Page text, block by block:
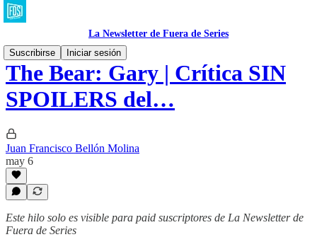
La Newsletter de Fuera de Series
Suscribirse
Iniciar sesión
The Bear: Gary | Crítica SIN
SPOILERS del…
Juan Francisco Bellón Molina
may 6
Este hilo solo es visible para paid suscriptores de La Newsletter de
Fuera de Series